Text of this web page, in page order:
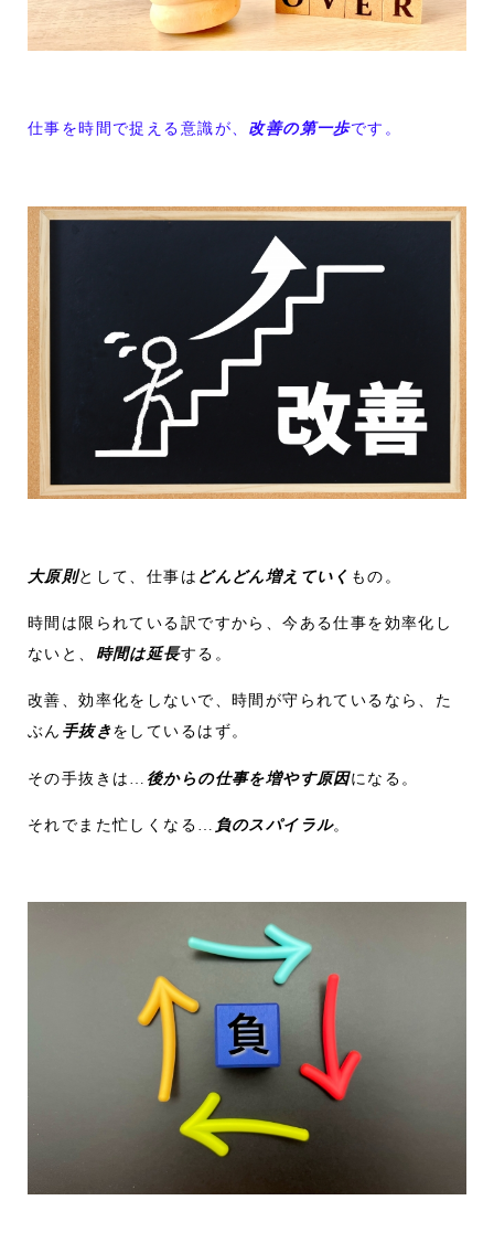
仕事を時間で捉える意識が、 改善の第一歩です。
大原則として、仕事は どんどん増えていく もの。
時間は限られている訳ですから、今ある仕事を効率化し
ないと、 時間は延長する。
改善、効率化をしないで、時間が守られているなら、た
ぶん 手抜きをしているはず。
その手抜きは… 後からの仕事を増やす原因になる。
それでまた忙しくなる… 負のスパイラル。